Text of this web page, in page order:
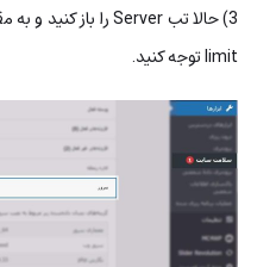
limit توجه کنید.